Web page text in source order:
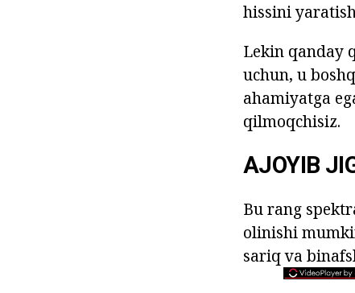
hissini
Lekin qanday
uchun, u
ahamiyatga
qilmoqchisiz.
AJOYIB
Bu rang
olinishi
sariq va